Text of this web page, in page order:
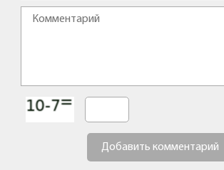
Добавить комментарий